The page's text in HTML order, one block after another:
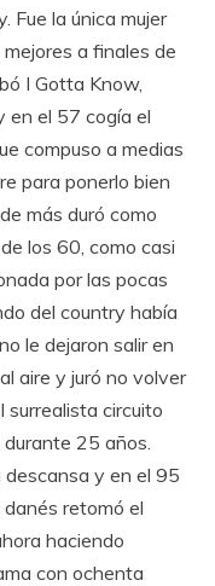
Fue la única mujer
a finales de
I Gotta Know,
en el 57 cogía el
compuso a medias
para ponerlo bien
más duró como
los 60, como casi
por las pocas
del country había
le dejaron salir en
aire y juró no volver
surrealista circuito
25 años.
descansa y en el 95
retomó el
haciendo
con ochenta